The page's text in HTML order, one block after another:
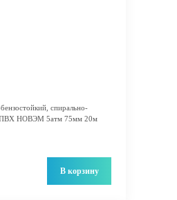
спирально-
ПВХ НОВЭМ 5атм 75мм 20м
В корзину